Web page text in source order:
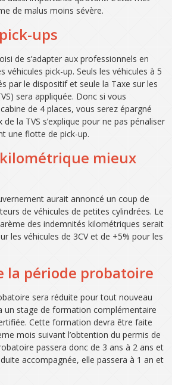
de malus moins sévère.
ups
de s’adapter aux professionnels en
véhicules pick-up. Seuls les véhicules à 5
par le dispositif et seule la Taxe sur les
sera appliquée. Donc si vous
de 4 places, vous serez épargné
la TVS s’explique pour ne pas pénaliser
une flotte de pick-up.
mieux
aurait annoncé un coup de
de véhicules de petites cylindrées. Le
des indemnités kilométriques serait
les véhicules de 3CV et de +5% pour les
la période probatoire
sera réduite pour tout nouveau
un stage de formation complémentaire
Cette formation devra être faite
mois suivant l’obtention du permis de
passera donc de 3 ans à 2 ans et
accompagnée, elle passera à 1 an et